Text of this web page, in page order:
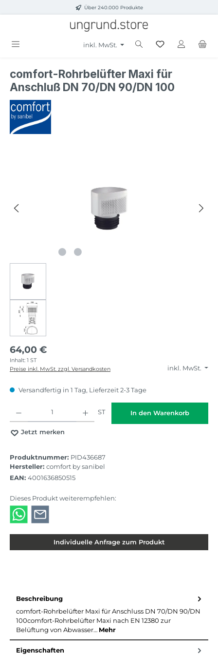
Zum Hauptinhalt springenÜber 240.000 Produkte
inkl. MwSt.
comfort-Rohrbelüfter Maxi für
Anschluß DN 70/DN 90/DN 100
64,00 €
Inhalt: 1 ST
inkl. MwSt.
Preise inkl. MwSt. zzgl. Versandkosten
Versandfertig in 1 Tag, Lieferzeit 2-3 Tage
ST In den Warenkorb
Jetzt merken
Produktnummer: PID436687
Hersteller: comfort by sanibel
EAN: 4001636850515
Dieses Produkt weiterempfehlen:
Individuelle Anfrage zum Produkt
Beschreibung
comfort-Rohrbelüfter Maxi für Anschluss DN 70/DN 90/DN
100comfort-Rohrbelüfter Maxi nach EN 12380 zur
Belüftung von Abwasser… Mehr
Eigenschaften